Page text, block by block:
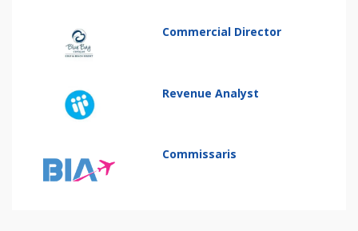
Commercial Director
Revenue Analyst
Commissaris